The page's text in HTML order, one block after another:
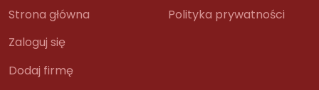
Strona główna
Zaloguj się
Dodaj firmę
Polityka prywatności